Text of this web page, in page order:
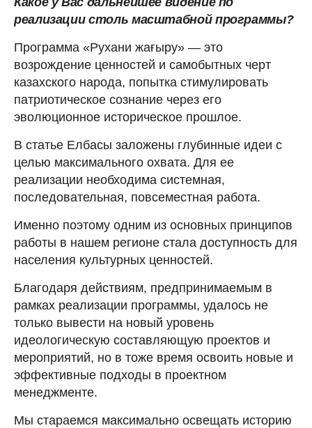
реализации столь масштабной программы?
Программа «Рухани жағыру» — это
возрождение ценностей и самобытных черт
казахского народа, попытка стимулировать
патриотическое сознание через его
эволюционное историческое прошлое.
В статье Елбасы заложены глубинные идеи с
целью максимального охвата. Для ее
реализации необходима системная,
последовательная, повсеместная работа.
Именно поэтому одним из основных принципов
работы в нашем регионе стала доступность для
населения культурных ценностей.
Благодаря действиям, предпринимаемым в
рамках реализации программы, удалось не
только вывести на новый уровень
идеологическую составляющую проектов и
мероприятий, но в тоже время освоить новые и
эффективные подходы в проектном
менеджменте.
Мы стараемся максимально освещать историю